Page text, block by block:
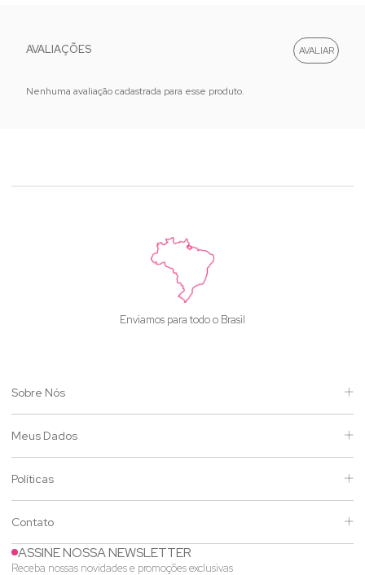
AVALIAÇÕES
Nenhuma avaliação cadastrada para esse produto.
Enviamos para todo o Brasil
Sobre Nós
Meus Dados
Políticas
Contato
ASSINE NOSSA NEWSLETTER
Receba nossas novidades e promoções exclusivas